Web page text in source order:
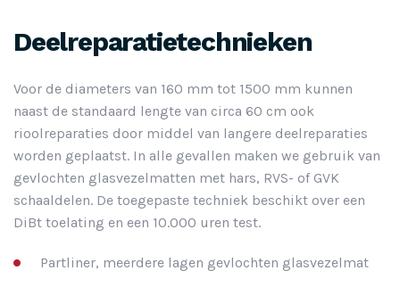
Deelreparatietechnieken
Voor de diameters van 160 mm tot 1500 mm kunnen
naast de standaard lengte van circa 60 cm ook
rioolreparaties door middel van langere deelreparaties
worden geplaatst. In alle gevallen maken we gebruik van
gevlochten glasvezelmatten met hars, RVS- of GVK
schaaldelen. De toegepaste techniek beschikt over een
DiBt toelating en een 10.000 uren test.
Partliner, meerdere lagen gevlochten glasvezelmat